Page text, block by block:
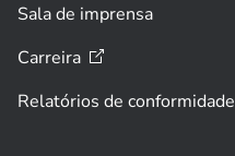
Sala de imprensa
Carreira
Relatórios de conformidade